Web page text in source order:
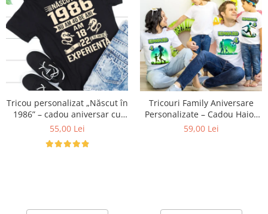
Tricou personalizat „Născut în
1986” – cadou aniversar cu
mesaj amuzant
55,00 Lei
Tricouri Family Aniversare
Personalizate – Cadou Haios
pentru Copii și Părinți |
59,00 Lei